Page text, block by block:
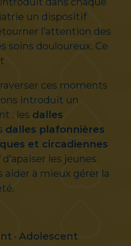
un dispositif
l’attention des
soins douloureux. Ce
ces moments
introduit un
: les dalles
dalles plafonnières
et circadiennes
les jeunes
aider à mieux gérer la
· Adolescent